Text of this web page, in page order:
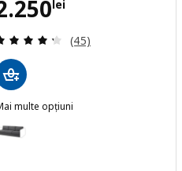
lei
2250lei
Evaluare: 4.3 din 5
(45)
multe opțiuni
VIMLE, Secțiune 3 locuri,